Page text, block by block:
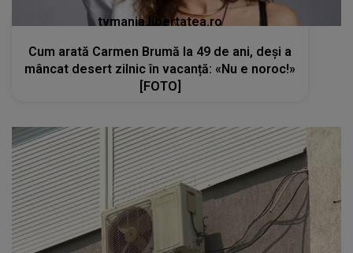
tvmania.libertatea.ro
Cum arată Carmen Brumă la 49 de ani, deși a
mâncat desert zilnic în vacanță: «Nu e noroc!»
[FOTO]